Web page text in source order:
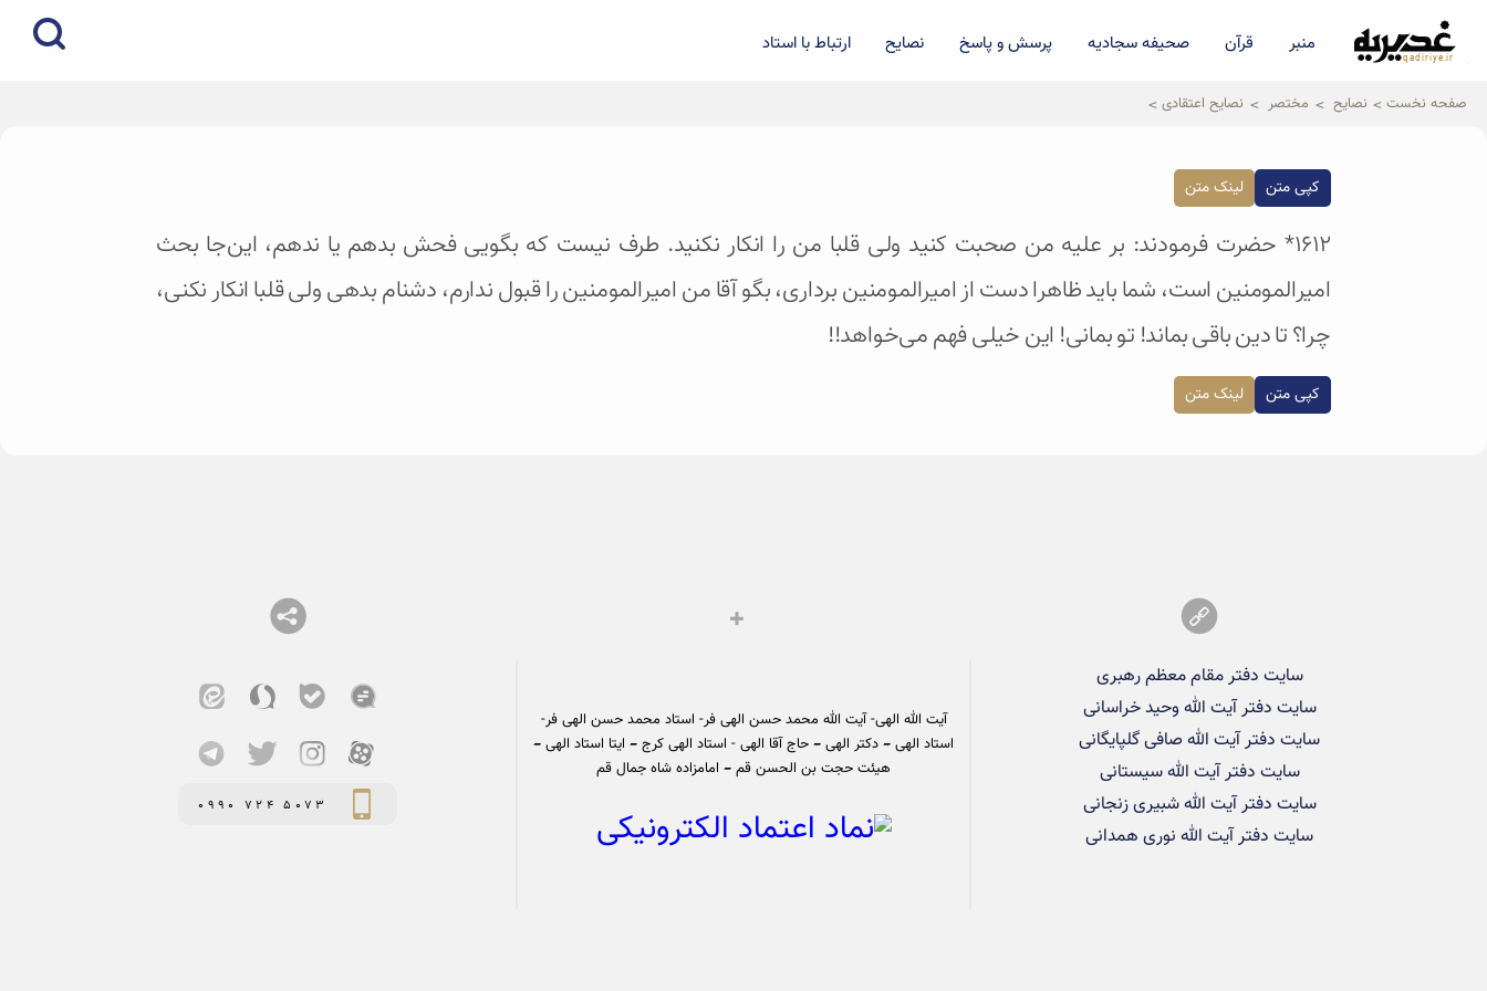
qadiriye.ir
نشریه ی غدیریه-بیانات استاد
منبر قرآن صحیفه سجادیه پرسش و پاسخ نصایح ارتباط با استاد
صفحه نخست نصایح مختصر نصایح اعتقادی
کپی متن لینک متن
۱۶۱۲* حضرت فرمودند: بر علیه من صحبت کنید ولی قلبا من را انکار نکنید. طرف نیست که بگویی فحش بدهم یا ندهم، این‌جا بحث
امیرالمومنین است، شما باید ظاهرا دست از امیرالمومنین برداری، بگو آقا من امیرالمومنین را قبول ندارم، دشنام بدهی ولی قلبا انکار نکنی،
چرا؟ تا دین باقی بماند! تو بمانی! این خیلی فهم می‌خواهد!!
کپی متن لینک متن
سایت دفتر مقام معظم رهبری
سایت دفتر آیت الله وحید خراسانی
سایت دفتر آیت الله صافی گلپایگانی
سایت دفتر آیت الله سیستانی
سایت دفتر آیت الله شبیری زنجانی
سایت دفتر آیت الله نوری همدانی
آیت الله الهی- آیت الله محمد حسن الهی فر- استاد محمد حسن الهی فر-
استاد الهی – دکتر الهی – حاج آقا الهی - استاد الهی کرج – ایتا استاد الهی –
هیئت حجت بن الحسن قم – امامزاده شاه جمال قم
0990 724 5073